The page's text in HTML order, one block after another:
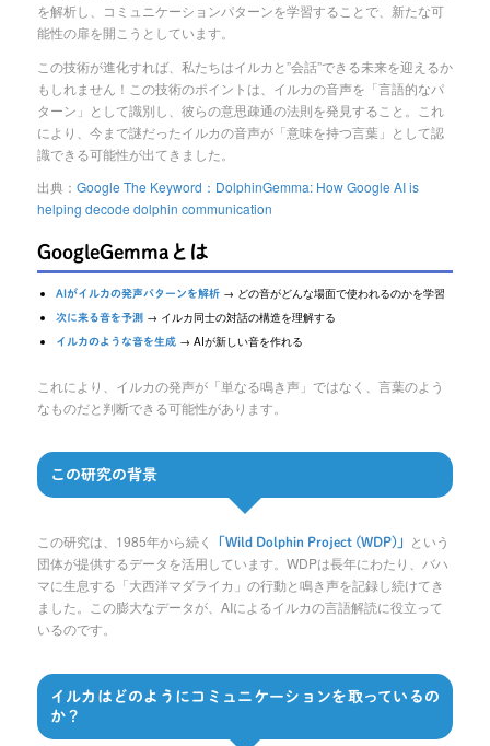
を解析し、コミュニケーションパターンを学習することで、新たな可
能性の扉を開こうとしています。
この技術が進化すれば、私たちはイルカと”会話”できる未来を迎えるか
もしれません！この技術のポイントは、イルカの音声を「言語的なパ
ターン」として識別し、彼らの意思疎通の法則を発見すること。これ
により、今まで謎だったイルカの音声が「意味を持つ言葉」として認
識できる可能性が出てきました。
出典： Google The Keyword：DolphinGemma: How Google AI is
helping decode dolphin communication
GoogleGemmaとは
AIがイルカの発声パターンを解析→ どの音がどんな場面で使われるのかを学習
次に来る音を予測→ イルカ同士の対話の構造を理解する
イルカのような音を生成→ AIが新しい音を作れる
これにより、イルカの発声が「単なる鳴き声」ではなく、言葉のよう
なものだと判断できる可能性があります。
この研究の背景
この研究は、1985年から続く 「Wild Dolphin Project (WDP)」
という
団体が提供するデータを活用しています。WDPは長年にわたり、バハ
マに生息する「大西洋マダライカ」の行動と鳴き声を記録し続けてき
ました。この膨大なデータが、AIによるイルカの言語解読に役立って
いるのです。
イルカはどのようにコミュニケーションを取っているの
か？